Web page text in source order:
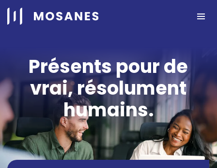
Passer
contenu
Présents pour de
vrai, résolument
humains.